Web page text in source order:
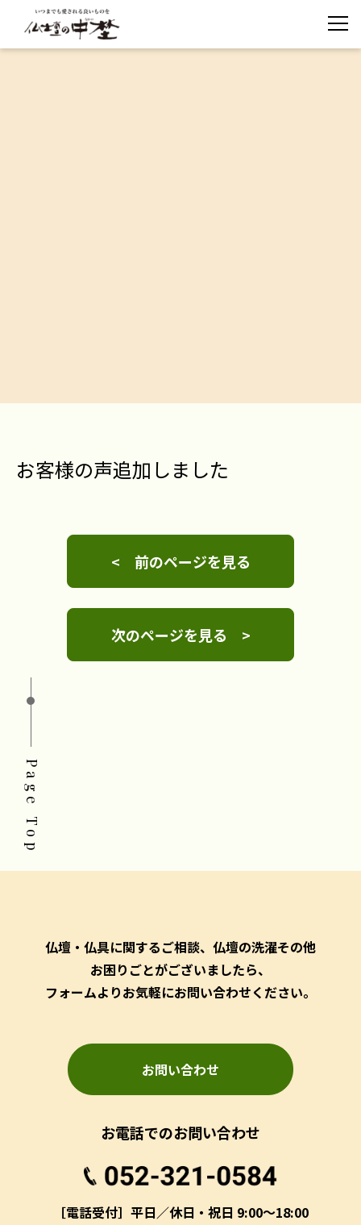
お客様の声追加しました
< 前のページを見る
次のページを見る >
仏壇・仏具に関するご相談、仏壇の洗濯その他
お困りごとがございましたら、
フォームよりお気軽にお問い合わせください。
お問い合わせ
お電話でのお問い合わせ
［電話受付］平日／休日・祝日 9:00～18:00
Page Top